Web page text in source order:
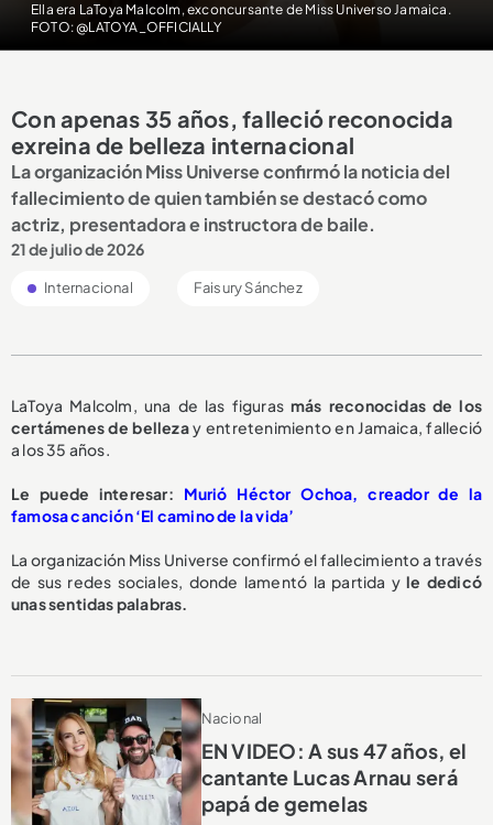
Ella era LaToya Malcolm, exconcursante de Miss Universo Jamaica.
FOTO: @LATOYA_OFFICIALLY
Con apenas 35 años, falleció reconocida
exreina de belleza internacional
La organización Miss Universe confirmó la noticia del
fallecimiento de quien también se destacó como
actriz, presentadora e instructora de baile.
21 de julio de 2026
Internacional Faisury Sánchez
LaToya Malcolm, una de las figurasmás reconocidas de los
certámenes de bellezay entretenimiento en Jamaica, falleció
a los 35 años.
Le puede interesar: Murió Héctor Ochoa, creador de la
famosa canción ‘El camino de la vida’
La organización Miss Universe confirmó el fallecimiento a través
de sus redes sociales, donde lamentó la partida yle dedicó
unas sentidas palabras.
Nacional
EN VIDEO: A sus 47 años, el
cantante Lucas Arnau será
papá de gemelas